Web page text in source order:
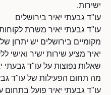
ישירות.
עו"ד גבעתי יאיר בירושלים
עו"ד גבעתי יאיר משרת
מקומיים בירושלים יש יתרון
יאיר מציע שירות ישיר ואישי
שאלות נפוצות על עו"ד גבעתי
מה תחום הפעילות של עו"ד
עו"ד גבעתי יאיר פועל בתחום